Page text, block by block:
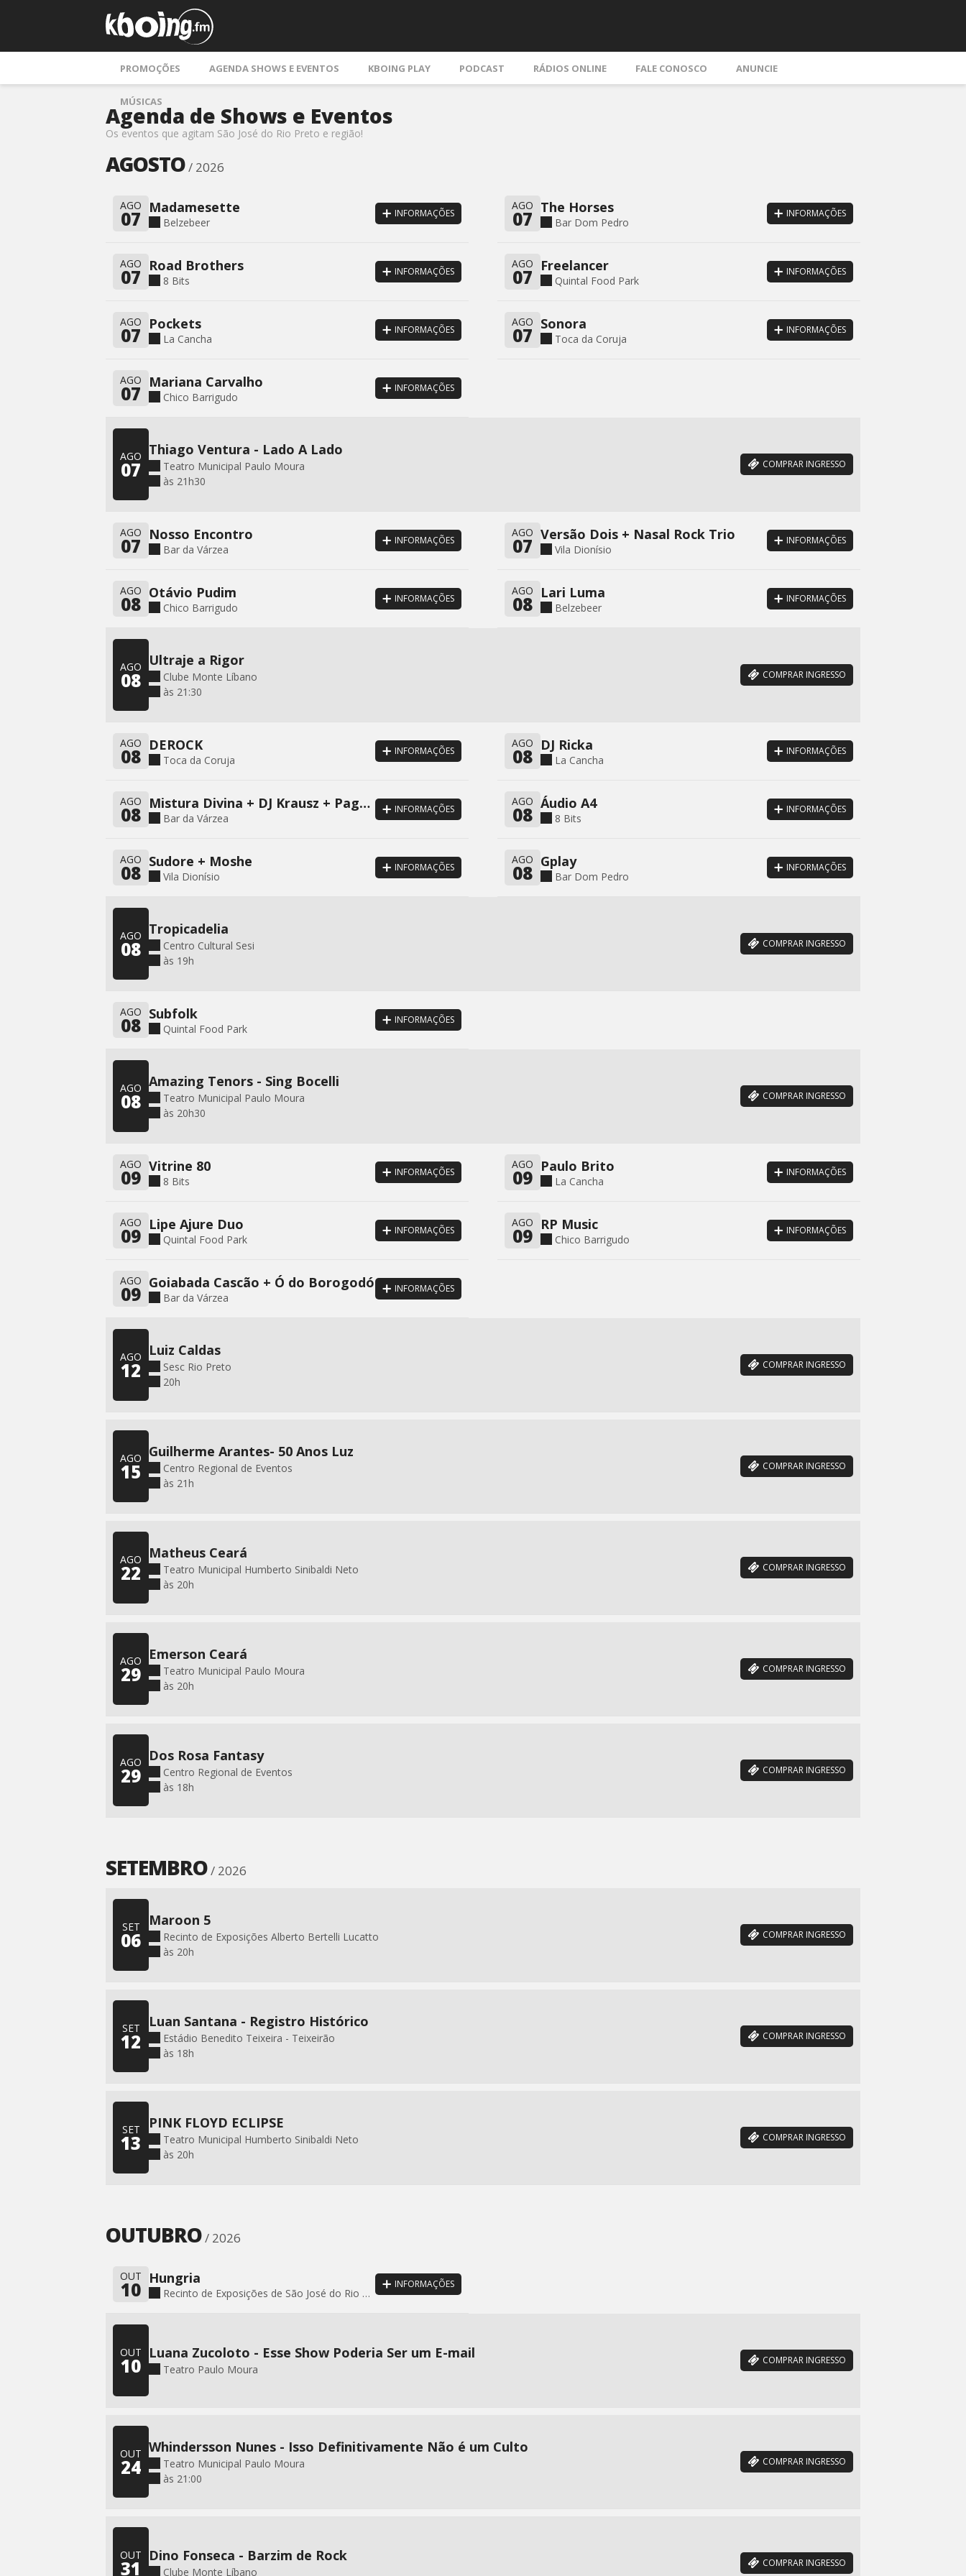
PROMOÇÕES AGENDA SHOWS E EVENTOS KBOING PLAY PODCAST RÁDIOS ONLINE FALE CONOSCO ANUNCIE
MÚSICAS
Agenda de Shows e Eventos
Os eventos que agitam São José do Rio Preto e região!
AGOSTO/ 2026
AGO
07 Madamesette
Belzebeer
INFORMAÇÕES
AGO
07 The Horses
Bar Dom Pedro
INFORMAÇÕES
AGO
07 Road Brothers
8 Bits
INFORMAÇÕES
AGO
07 Freelancer
Quintal Food Park
INFORMAÇÕES
AGO
07 Pockets
La Cancha
INFORMAÇÕES
AGO
07 Sonora
Toca da Coruja
INFORMAÇÕES
AGO
07 Mariana Carvalho
Chico Barrigudo
INFORMAÇÕES
AGO
07
Thiago Ventura - Lado A Lado
Teatro Municipal Paulo Moura
às 21h30
COMPRAR INGRESSO
AGO
07 Nosso Encontro
Bar da Várzea
INFORMAÇÕES
AGO
07 Versão Dois + Nasal Rock Trio
Vila Dionísio
INFORMAÇÕES
AGO
08 Otávio Pudim
Chico Barrigudo
INFORMAÇÕES
AGO
08 Lari Luma
Belzebeer
INFORMAÇÕES
AGO
08
Ultraje a Rigor
Clube Monte Líbano
às 21:30
COMPRAR INGRESSO
AGO
08 DEROCK
Toca da Coruja
INFORMAÇÕES
AGO
08 DJ Ricka
La Cancha
INFORMAÇÕES
AGO
08 Mistura Divina + DJ Krausz + Pagode 90
Bar da Várzea
INFORMAÇÕES
AGO
08 Áudio A4
8 Bits
INFORMAÇÕES
AGO
08 Sudore + Moshe
Vila Dionísio
INFORMAÇÕES
AGO
08 Gplay
Bar Dom Pedro
INFORMAÇÕES
AGO
08
Tropicadelia
Centro Cultural Sesi
às 19h
COMPRAR INGRESSO
AGO
08 Subfolk
Quintal Food Park
INFORMAÇÕES
AGO
08
Amazing Tenors - Sing Bocelli
Teatro Municipal Paulo Moura
às 20h30
COMPRAR INGRESSO
AGO
09 Vitrine 80
8 Bits
INFORMAÇÕES
AGO
09 Paulo Brito
La Cancha
INFORMAÇÕES
AGO
09 Lipe Ajure Duo
Quintal Food Park
INFORMAÇÕES
AGO
09 RP Music
Chico Barrigudo
INFORMAÇÕES
AGO
09 Goiabada Cascão + Ó do Borogodó
Bar da Várzea
INFORMAÇÕES
AGO
12
Luiz Caldas
Sesc Rio Preto
20h
COMPRAR INGRESSO
AGO
15
Guilherme Arantes- 50 Anos Luz
Centro Regional de Eventos
às 21h
COMPRAR INGRESSO
AGO
22
Matheus Ceará
Teatro Municipal Humberto Sinibaldi Neto
às 20h
COMPRAR INGRESSO
AGO
29
Emerson Ceará
Teatro Municipal Paulo Moura
às 20h
COMPRAR INGRESSO
AGO
29
Dos Rosa Fantasy
Centro Regional de Eventos
às 18h
COMPRAR INGRESSO
SETEMBRO/ 2026
SET
06
Maroon 5
Recinto de Exposições Alberto Bertelli Lucatto
às 20h
COMPRAR INGRESSO
SET
12
Luan Santana - Registro Histórico
Estádio Benedito Teixeira - Teixeirão
às 18h
COMPRAR INGRESSO
SET
13
PINK FLOYD ECLIPSE
Teatro Municipal Humberto Sinibaldi Neto
às 20h
COMPRAR INGRESSO
OUTUBRO/ 2026
OUT
10 Hungria
Recinto de Exposições de São José do Rio Preto
INFORMAÇÕES
OUT
10
Luana Zucoloto - Esse Show Poderia Ser um E-mail
Teatro Paulo Moura
COMPRAR INGRESSO
OUT
24
Whindersson Nunes - Isso Definitivamente Não é um Culto
Teatro Municipal Paulo Moura
às 21:00
COMPRAR INGRESSO
OUT
31
Dino Fonseca - Barzim de Rock
Clube Monte Líbano
COMPRAR INGRESSO